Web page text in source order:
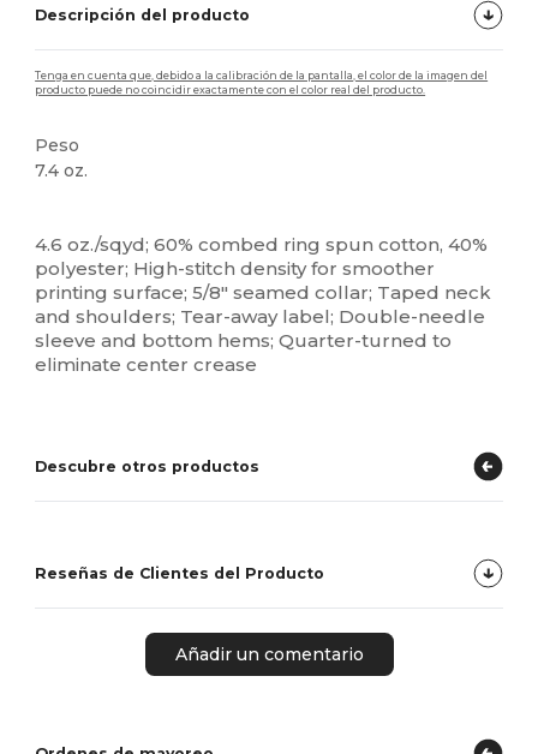
Descripción del producto
Tenga en cuenta que, debido a la calibración de la pantalla, el color de la imagen del
producto puede no coincidir exactamente con el color real del producto.
Peso
7.4 oz.
4.6 oz./sqyd; 60% combed ring spun cotton, 40%
polyester; High-stitch density for smoother
printing surface; 5/8" seamed collar; Taped neck
and shoulders; Tear-away label; Double-needle
sleeve and bottom hems; Quarter-turned to
eliminate center crease
Descubre otros productos
Reseñas de Clientes del Producto
Añadir un comentario